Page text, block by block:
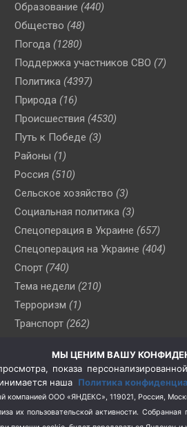
Образование (440)
Общество (48)
Погода (1280)
Поддержка участников СВО (7)
Политика (4397)
Природа (16)
Происшествия (4530)
Путь к Победе (3)
Районы (1)
Россия (510)
Сельское хозяйство (3)
Социальная политика (3)
Спецоперация в Украине (657)
Спецоперация на Украине (404)
Спорт (740)
Тема недели (210)
Терроризм (1)
Транспорт (262)
(76)
Цены (2)
Школа и спорт (2)
Экология (8)
МЫ ЦЕНИМ ВАШУ
показа
наша Политика
компанией ООО «ЯНДЕКС», 119021, Россия,
их пользовательской активности. Собранная